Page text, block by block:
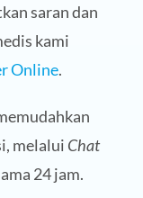
saran dan
kami
Online.
melalui Chat
24 jam.